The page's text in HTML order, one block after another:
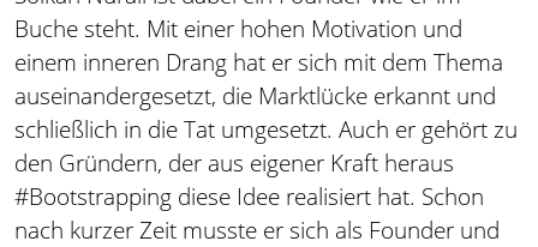
Buche steht. Mit einer hohen Motivation und
einem inneren Drang hat er sich mit dem Thema
auseinandergesetzt, die Marktlücke erkannt und
schließlich in die Tat umgesetzt. Auch er gehört zu
den Gründern, der aus eigener Kraft heraus
#Bootstrapping diese Idee realisiert hat. Schon
nach kurzer Zeit musste er sich als Founder und